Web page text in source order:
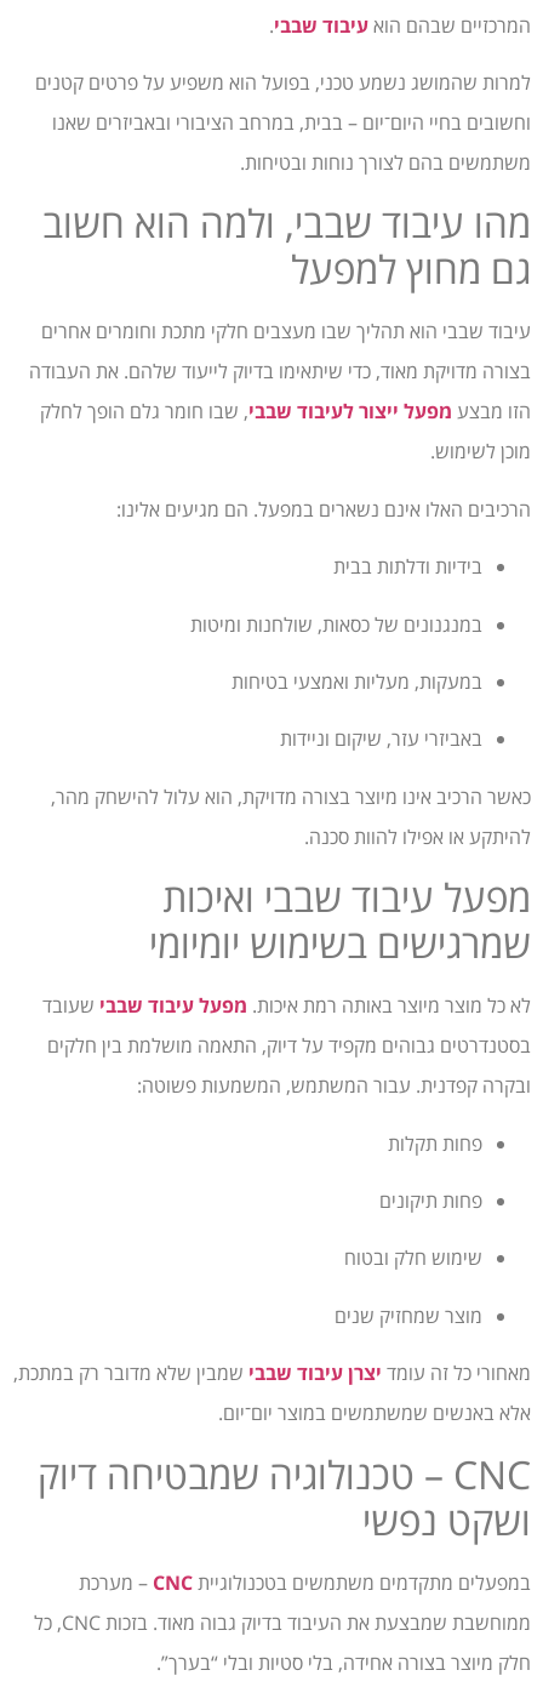
המרכזיים שבהם הואעיבוד שבבי.
למרות שהמושג נשמע טכני, בפועל הוא משפיע על פרטים קטנים
וחשובים בחיי היום־יום – בבית, במרחב הציבורי ובאביזרים שאנו
משתמשים בהם לצורך נוחות ובטיחות.
מהו עיבוד שבבי, ולמה הוא חשוב
גם מחוץ למפעל
עיבוד שבבי הוא תהליך שבו מעצבים חלקי מתכת וחומרים אחרים
בצורה מדויקת מאוד, כדי שיתאימו בדיוק לייעוד שלהם. את העבודה
הזו מבצע מפעל ייצור לעיבוד שבבי, שבו חומר גלם הופך לחלק
מוכן לשימוש.
הרכיבים האלו אינם נשארים במפעל. הם מגיעים אלינו:
בידיות ודלתות בבית
במנגנונים של כסאות, שולחנות ומיטות
במעקות, מעליות ואמצעי בטיחות
באביזרי עזר, שיקום וניידות
כאשר הרכיב אינו מיוצר בצורה מדויקת, הוא עלול להישחק מהר,
להיתקע או אפילו להוות סכנה.
מפעל עיבוד שבבי ואיכות
שמרגישים בשימוש יומיומי
לא כל מוצר מיוצר באותה רמת איכות. מפעל עיבוד שבבי שעובד
בסטנדרטים גבוהים מקפיד על דיוק, התאמה מושלמת בין חלקים
ובקרה קפדנית. עבור המשתמש, המשמעות פשוטה:
פחות תקלות
פחות תיקונים
שימוש חלק ובטוח
מוצר שמחזיק שנים
מאחורי כל זה עומד יצרן עיבוד שבבי שמבין שלא מדובר רק במתכת,
אלא באנשים שמשתמשים במוצר יום־יום.
CNC – טכנולוגיה שמבטיחה דיוק
ושקט נפשי
במפעלים מתקדמים משתמשים בטכנולוגייתCNC – מערכת
ממוחשבת שמבצעת את העיבוד בדיוק גבוה מאוד. בזכות CNC, כל
חלק מיוצר בצורה אחידה, בלי סטיות ובלי “בערך”.